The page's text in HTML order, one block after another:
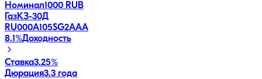
Номинал1000 RUB
ГазКЗ-30Д
RU000A105SG2AAA
8.1%Доходность
Ставка3.25%
Дюрация3.3 года